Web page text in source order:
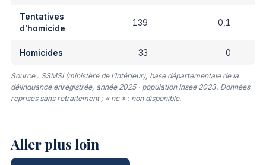
Tentatives
d'homicide
139 0,1
Homicides 33 0
Source : SSMSI (ministère de l’Intérieur), base départementale de la
délinquance enregistrée, année 2025 · population Insee 2023. Données
reprises sans retraitement ; « nc » : non disponible.
Aller plus loin